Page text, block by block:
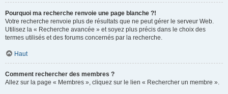
Pourquoi ma recherche renvoie une page blanche ?!
Votre recherche renvoie plus de résultats que ne peut gérer le serveur Web.
Utilisez la « Recherche avancée » et soyez plus précis dans le choix des
termes utilisés et des forums concernés par la recherche.
Haut
Comment rechercher des membres ?
Allez sur la page « Membres », cliquez sur le lien « Rechercher un membre ».